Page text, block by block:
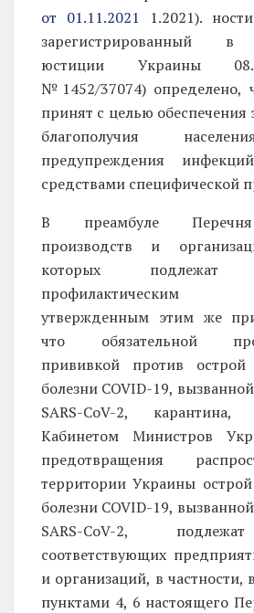
от 01.11.2021 1.2021).
зарегистрированный в
юстиции Украины
№1452/37074) определено,
принят с целью обеспечения
благополучия
предупреждения
средствами специфической
В преамбуле
производств и
которых подлежат
профилактическим
утвержденным этим же
что обязательной
прививкой против острой
болезни COVID-19,
SARS-CoV-2, карантина,
Кабинетом Министров
предотвращения
территории Украины
болезни COVID-19,
SARS-CoV-2,
соответствующих
и организаций, в частности,
пунктами 4, 6 настоящего